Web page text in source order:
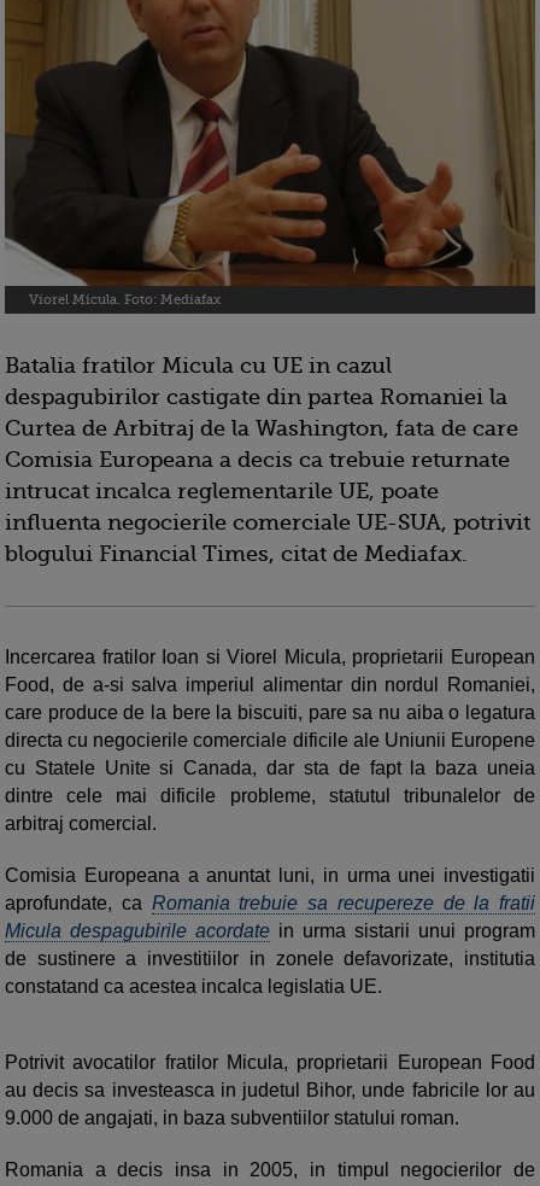
Viorel Micula. Foto: Mediafax
Batalia fratilor Micula cu UE in cazul
despagubirilor castigate din partea Romaniei la
Curtea de Arbitraj de la Washington, fata de care
Comisia Europeana a decis ca trebuie returnate
intrucat incalca reglementarile UE, poate
influenta negocierile comerciale UE-SUA, potrivit
blogului Financial Times, citat de Mediafax.
Incercarea fratilor Ioan si Viorel Micula, proprietarii European
Food, de a-si salva imperiul alimentar din nordul Romaniei,
care produce de la bere la biscuiti, pare sa nu aiba o legatura
directa cu negocierile comerciale dificile ale Uniunii Europene
cu Statele Unite si Canada, dar sta de fapt la baza uneia
dintre cele mai dificile probleme, statutul tribunalelor de
arbitraj comercial.
Comisia Europeana a anuntat luni, in urma unei investigatii
aprofundate, ca Romania trebuie sa recupereze de la fratii
Micula despagubirile acordate in urma sistarii unui program
de sustinere a investitiilor in zonele defavorizate, institutia
constatand ca acestea incalca legislatia UE.
Potrivit avocatilor fratilor Micula, proprietarii European Food
au decis sa investeasca in judetul Bihor, unde fabricile lor au
9.000 de angajati, in baza subventiilor statului roman.
Romania a decis insa in 2005, in timpul negocierilor de